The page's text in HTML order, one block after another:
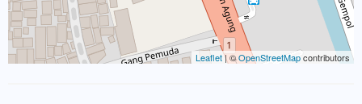
Leaflet| ©OpenStreetMapcontributors